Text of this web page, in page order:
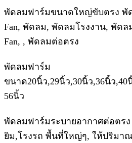
พัดลมฟาร์มขนาดใหญ่ขับตรง พั
Fan, พัดลม, พัดลมโรงงาน, พัดล
Fan, , พัดลมต่อตรง
พัดลมฟาร์ม
ขนาด20นิ้ว,29นิ้ว,30นิ้ว,36นิ้ว,40
56นิ้ว
พัดลมฟาร์มระบายอากาศต่อตรง
ยิม,โรงรถ พื้นที่ใหญ่ๆ, ให้ปริมา